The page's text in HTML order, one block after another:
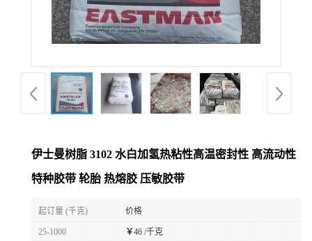
伊士曼树脂 3102 水白加氢热粘性高温密封性 高流动性
特种胶带 轮胎 热熔胶 压敏胶带
起订量 (千克) 价格
25-1000 ￥46 /千克